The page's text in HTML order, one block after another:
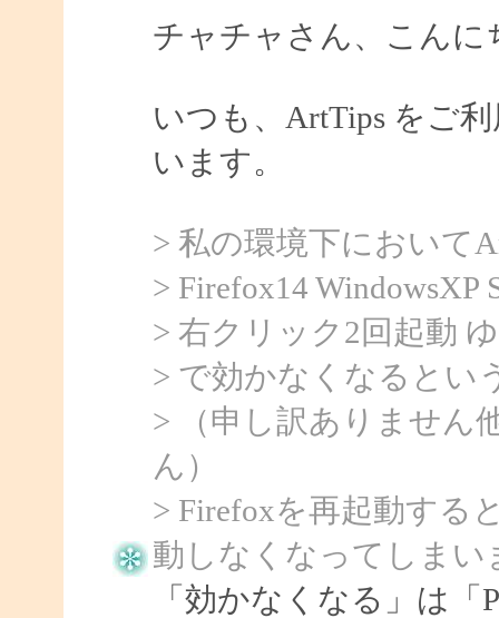
チャチャさん、こんに
いつも、ArtTips をご
います。
> 私の環境下において
> Firefox14 WindowsXP
> 右クリック2回起動
> で効かなくなるとい
> （申し訳ありません
ん）
> Firefoxを再起動する
動しなくなってしまい
「効かなくなる」は